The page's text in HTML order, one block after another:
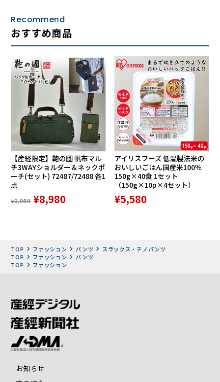
Recommend
おすすめ商品
【産経限定】鞄の國 帆布マル
チ3WAYショルダー＆ネックポ
ーチ(セット) 72487/72488 各1
点
¥9,980 ¥8,980
アイリスフーズ 低温製法米の
おいしいごはん国産米100％
150g×40食 1セット
（150g×10p×4セット）
¥5,580
TOP ファッション パンツ
スラックス・チノパンツ
TOP
ファッション
パンツ
TOP
ファッション
お知らせ